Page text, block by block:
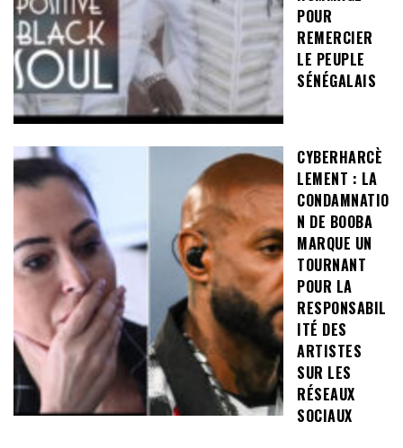
POUR
REMERCIER
LE PEUPLE
SÉNÉGALAIS
CYBERHARCÈ
LEMENT : LA
CONDAMNATIO
N DE BOOBA
MARQUE UN
TOURNANT
POUR LA
RESPONSABIL
ITÉ DES
ARTISTES
SUR LES
RÉSEAUX
SOCIAUX